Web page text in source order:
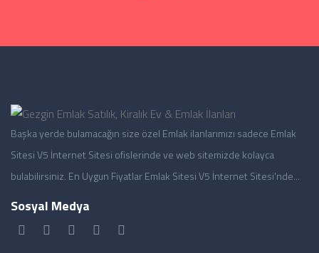
Başka yerde bulamacağın size özel Emlak ilanlarımızı sadece Emlak
Sitesi V5 İnternet Sitesi ofislerinde ve web sitemizde kolayca
bulabilirsiniz. En Uygun Fiyatlar Emlak Sitesi V5 İnternet Sitesi'nde...
Sosyal Medya